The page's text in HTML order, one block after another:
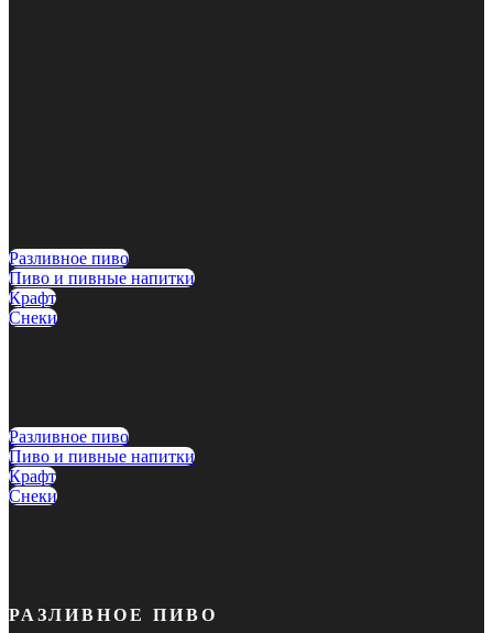
Разливное пиво
Пиво и пивные напитки
Крафт
Снеки
Разливное пиво
Пиво и пивные напитки
Крафт
Снеки
РАЗЛИВНОЕ ПИВО